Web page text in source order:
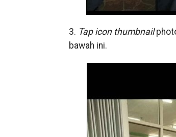
3. Tap icon thumbnail
bawah ini.